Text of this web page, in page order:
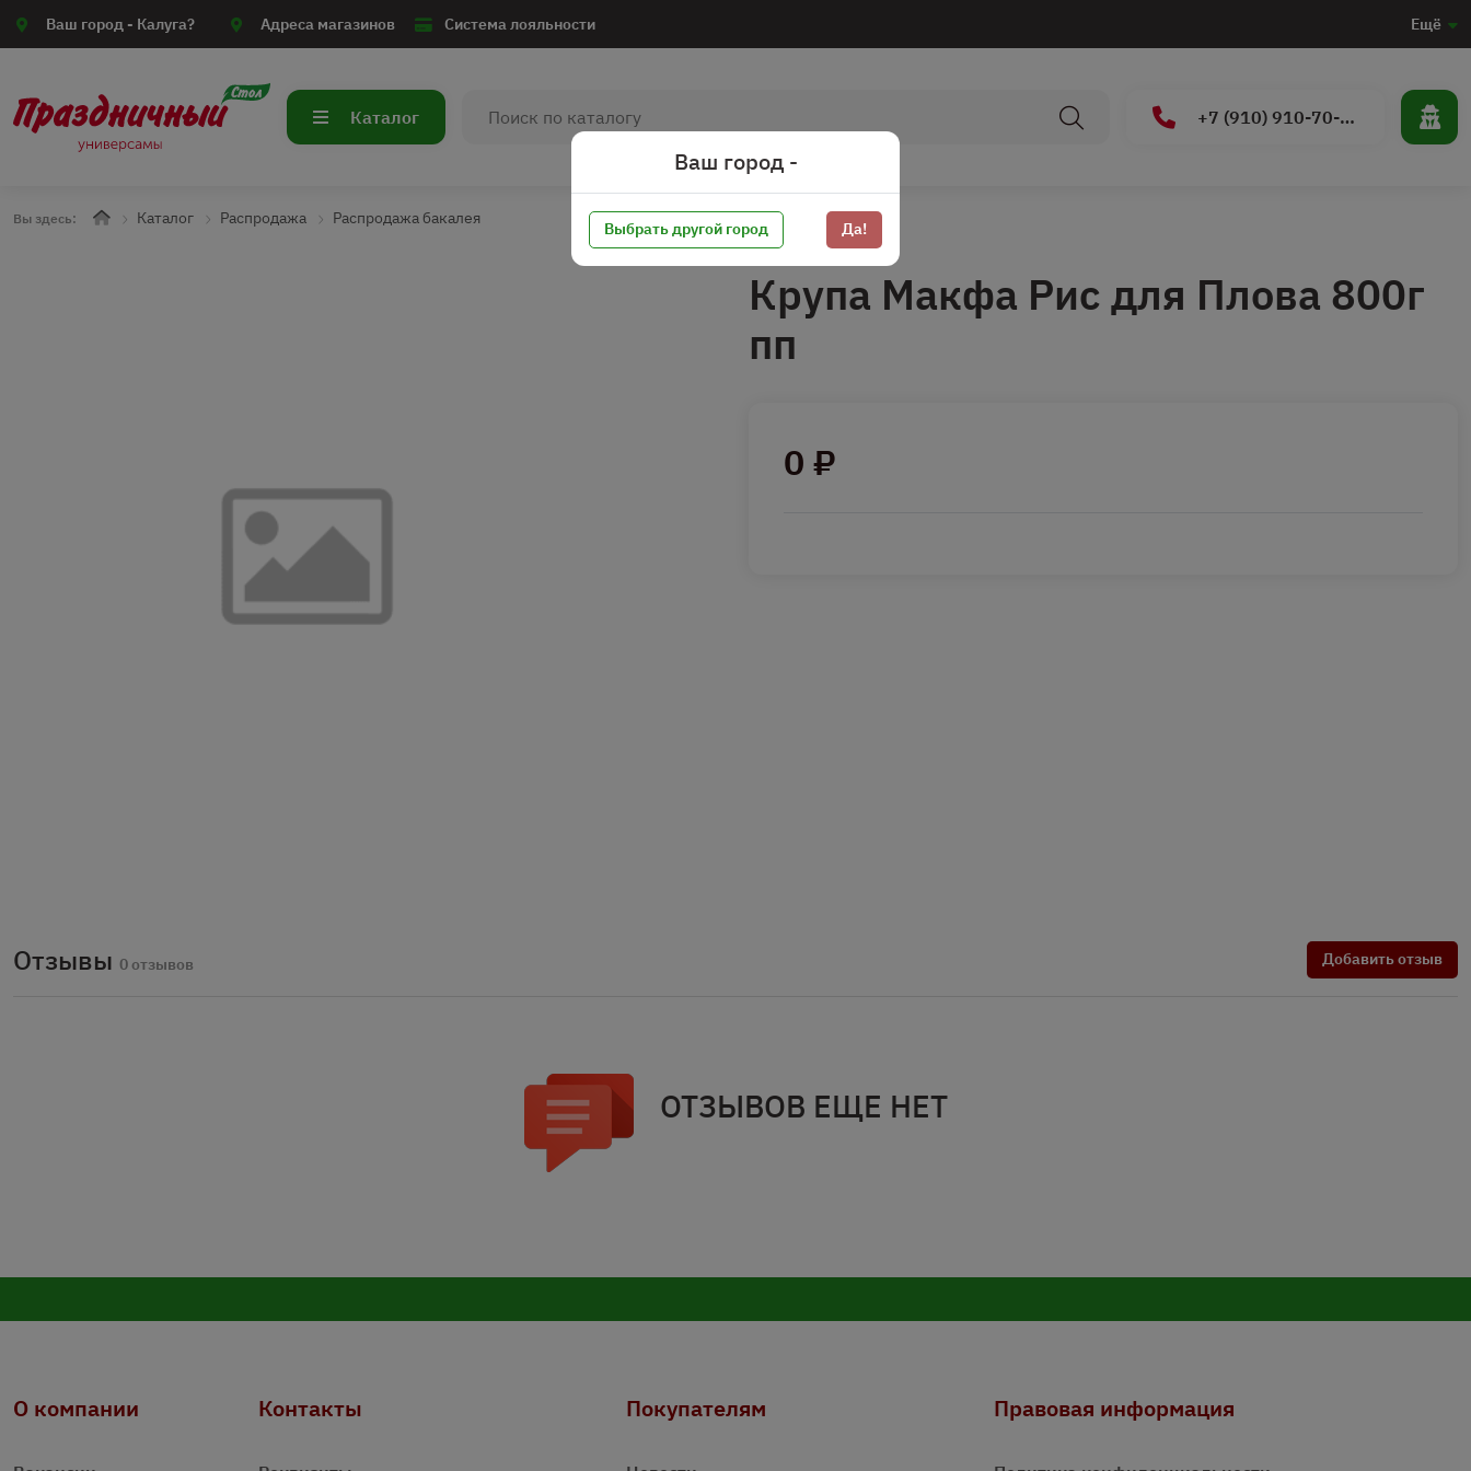
Ваш город - Калуга? Адреса магазинов Система лояльности Ещё
Каталог +7 (910) 910-70-15
Вы здесь: Каталог Распродажа Распродажа бакалея
Крупа Макфа Рис для Плова 800г
пп
0 ₽
Отзывы 0 отзывов Добавить отзыв
ОТЗЫВОВ ЕЩЕ НЕТ
О компании Контакты Покупателям Правовая информация
Ваш город -
Выбрать другой город Да!